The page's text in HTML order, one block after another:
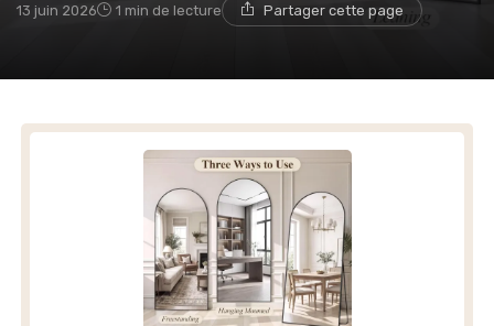
13 juin 2026 1 min de lecture Partager cette page